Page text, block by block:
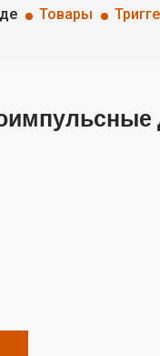
Товары